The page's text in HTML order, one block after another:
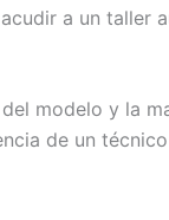
a un taller
modelo y la
de un